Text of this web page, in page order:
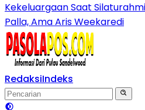
Kekeluargaan Saat
Palla, Ama Aris Weekaredi
RedaksiIndeks